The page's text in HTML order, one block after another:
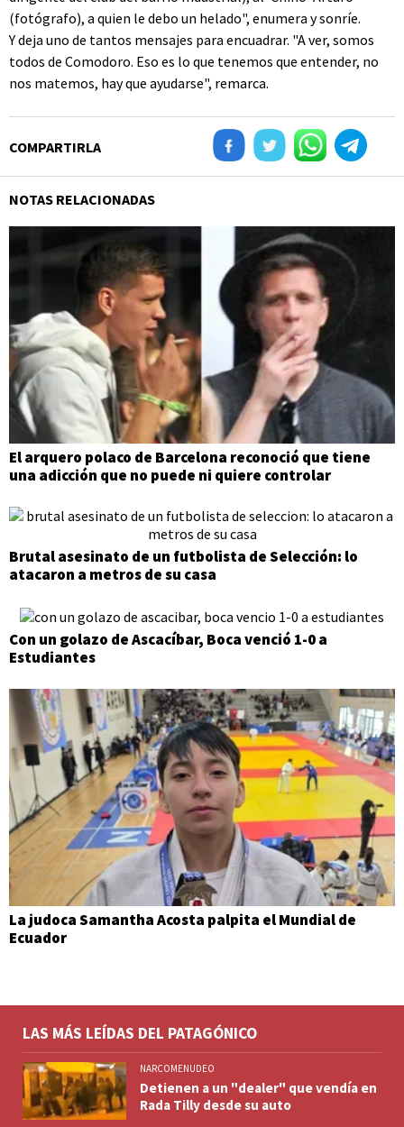
(fotógrafo), a quien le debo un helado", enumera y sonríe.
Y deja uno de tantos mensajes para encuadrar. "A ver, somos
todos de Comodoro. Eso es lo que tenemos que entender, no
nos matemos, hay que ayudarse", remarca.
COMPARTIRLA
NOTAS RELACIONADAS
El arquero polaco de Barcelona reconoció que tiene
una adicción que no puede ni quiere controlar
Brutal asesinato de un futbolista de Selección: lo
atacaron a metros de su casa
Con un golazo de Ascacíbar, Boca venció 1-0 a
Estudiantes
La judoca Samantha Acosta palpita el Mundial de
Ecuador
LAS MÁS LEÍDAS DEL PATAGÓNICO
NARCOMENUDEO
Detienen a un "dealer" que vendía en
Rada Tilly desde su auto